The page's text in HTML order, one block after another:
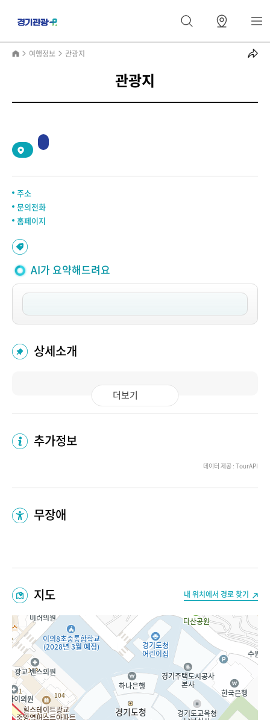
여행정보 관광지
관광지
주소
문의전화
홈페이지
AI가 요약해드려요
상세소개
더보기
추가정보
데이터 제공 : TourAPI
무장애
지도 내 위치에서 경로 찾기